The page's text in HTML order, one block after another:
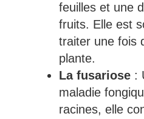
feuilles et une
fruits. Elle est
traiter une fois
plante.
La fusariose:
maladie
racines, elle